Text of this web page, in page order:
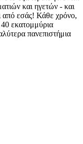
και ηγετών - και
από εσάς! Κάθε χρόνο,
εκατομμύρια
πανεπιστήμια